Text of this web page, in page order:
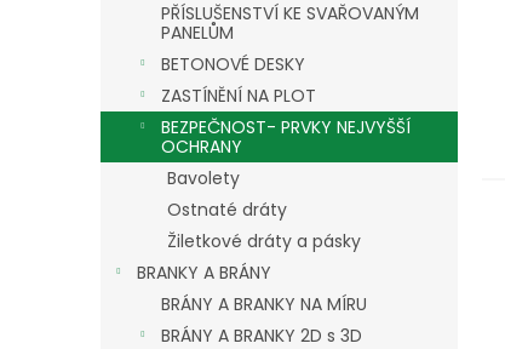
PŘÍSLUŠENSTVÍ KE SVAŘOVANÝM
PANELŮM
BETONOVÉ DESKY
ZASTÍNĚNÍ NA PLOT
BEZPEČNOST- PRVKY NEJVYŠŠÍ
OCHRANY
Bavolety
Ostnaté dráty
Žiletkové dráty a pásky
BRANKY A BRÁNY
BRÁNY A BRANKY NA MÍRU
BRÁNY A BRANKY 2D s 3D